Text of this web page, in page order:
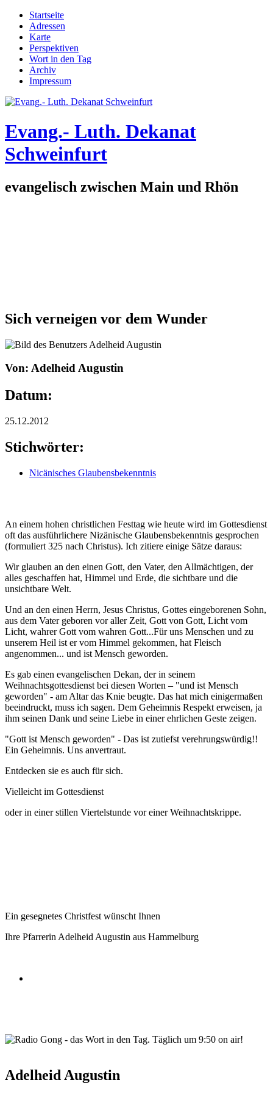
Direkt zum Inhalt
Hauptmenü
Startseite
Adressen
Karte
Perspektiven
Wort in den Tag
Archiv
Impressum
Evang.- Luth. Dekanat
Schweinfurt
evangelisch zwischen Main und Rhön
Sich verneigen vor dem Wunder
Von: Adelheid Augustin
Datum:
25.12.2012
Stichwörter:
Nicänisches Glaubensbekenntnis
An einem hohen christlichen Festtag wie heute wird im Gottesdienst
oft das ausführlichere Nizänische Glaubensbekenntnis gesprochen
(formuliert 325 nach Christus). Ich zitiere einige Sätze daraus:
Wir glauben an den einen Gott, den Vater, den Allmächtigen, der
alles geschaffen hat, Himmel und Erde, die sichtbare und die
unsichtbare Welt.
Und an den einen Herrn, Jesus Christus, Gottes eingeborenen Sohn,
aus dem Vater geboren vor aller Zeit, Gott von Gott, Licht vom
Licht, wahrer Gott vom wahren Gott...Für uns Menschen und zu
unserem Heil ist er vom Himmel gekommen, hat Fleisch
angenommen... und ist Mensch geworden.
Es gab einen evangelischen Dekan, der in seinem
Weihnachtsgottesdienst bei diesen Worten – "und ist Mensch
geworden" - am Altar das Knie beugte. Das hat mich einigermaßen
beeindruckt, muss ich sagen. Dem Geheimnis Respekt erweisen, ja
ihm seinen Dank und seine Liebe in einer ehrlichen Geste zeigen.
"Gott ist Mensch geworden" - Das ist zutiefst verehrungswürdig!!
Ein Geheimnis. Uns anvertraut.
Entdecken sie es auch für sich.
Vielleicht im Gottesdienst
oder in einer stillen Viertelstunde vor einer Weihnachtskrippe.
Ein gesegnetes Christfest wünscht Ihnen
Ihre Pfarrerin Adelheid Augustin aus Hammelburg
Adelheid Augustin